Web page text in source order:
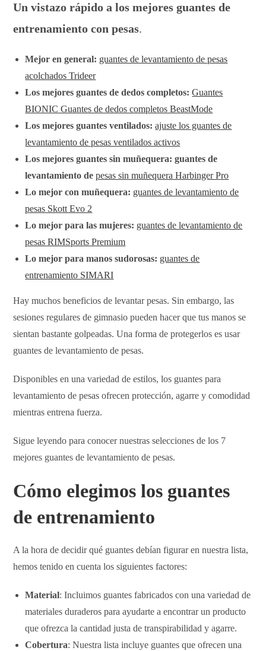
Un vistazo rápido a los mejores guantes de
entrenamiento con pesas.
Mejor en general: guantes de levantamiento de pesas
acolchados Trideer
Los mejores guantes de dedos completos:Guantes
BIONIC Guantes de dedos completos BeastMode
Los mejores guantes ventilados:ajuste los guantes de
levantamiento de pesas ventilados activos
Los mejores guantes sin muñequera: guantes de
levantamiento depesas sin muñequera Harbinger Pro
Lo mejor con muñequera: guantes de levantamiento de
pesas Skott Evo 2
Lo mejor para las mujeres: guantes de levantamiento de
pesas RIMSports Premium
Lo mejor para manos sudorosas: guantes de
entrenamiento SIMARI
Hay muchos beneficios de levantar pesas. Sin embargo, las
sesiones regulares de gimnasio pueden hacer que tus manos se
sientan bastante golpeadas. Una forma de protegerlos es usar
guantes de levantamiento de pesas.
Disponibles en una variedad de estilos, los guantes para
levantamiento de pesas ofrecen protección, agarre y comodidad
mientras entrena fuerza.
Sigue leyendo para conocer nuestras selecciones de los 7
mejores guantes de levantamiento de pesas.
Cómo elegimos los guantes
de entrenamiento
A la hora de decidir qué guantes debían figurar en nuestra lista,
hemos tenido en cuenta los siguientes factores:
Material: Incluimos guantes fabricados con una variedad de
materiales duraderos para ayudarte a encontrar un producto
que ofrezca la cantidad justa de transpirabilidad y agarre.
Cobertura: Nuestra lista incluye guantes que ofrecen una